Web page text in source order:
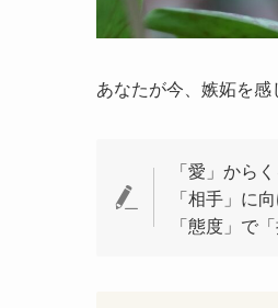
あなたが今、嫉妬を感
「愛」から
「相手」に
「態度」で